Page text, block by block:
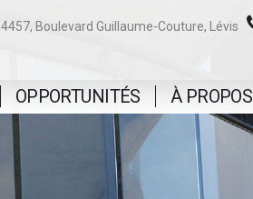
4457, Boulevard Guillaume-Couture, Lévis
OPPORTUNITÉS À PROPOS